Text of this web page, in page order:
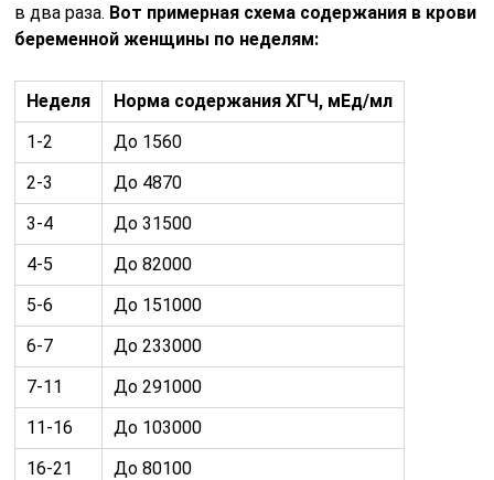
в два раза. Вот примерная схема содержания в крови
беременной женщины по неделям:
Неделя
Норма содержания ХГЧ, мЕд/мл
1-2
До 1560
2-3
До 4870
3-4
До 31500
4-5
До 82000
5-6
До 151000
6-7
До 233000
7-11
До 291000
11-16
До 103000
16-21
До 80100